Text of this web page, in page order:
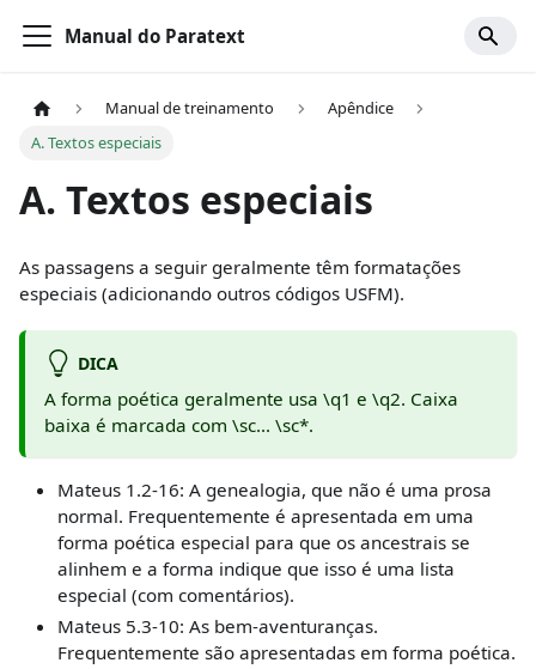
Manual do Paratext
Manual de treinamento
Apêndice
A. Textos especiais
A. Textos especiais
As passagens a seguir geralmente têm formatações
especiais (adicionando outros códigos USFM).
DICA
A forma poética geralmente usa \q1 e \q2. Caixa
baixa é marcada com \sc... \sc*.
Mateus 1.2-16: A genealogia, que não é uma prosa
normal. Frequentemente é apresentada em uma
forma poética especial para que os ancestrais se
alinhem e a forma indique que isso é uma lista
especial (com comentários).
Mateus 5.3-10: As bem-aventuranças.
Frequentemente são apresentadas em forma poética.